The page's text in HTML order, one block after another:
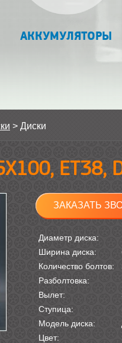
АККУМУЛЯТОРЫ
> Диски
ET38,
ЗАКАЗАТЬ
Диаметр диска:
Ширина диска:
Количество болтов:
Разболтовка:
Вылет:
Ступица:
Модель диска:
Цвет: